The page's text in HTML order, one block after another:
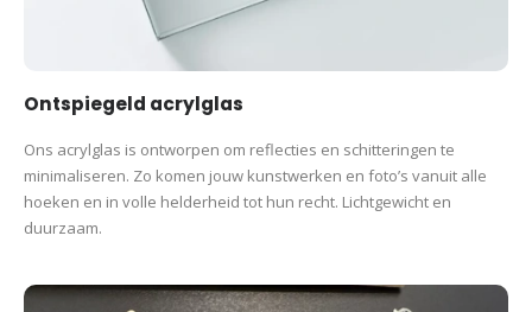
Ontspiegeld acrylglas
Ons acrylglas is ontworpen om reflecties en schitteringen te
minimaliseren. Zo komen jouw kunstwerken en foto’s vanuit alle
hoeken en in volle helderheid tot hun recht. Lichtgewicht en
duurzaam.